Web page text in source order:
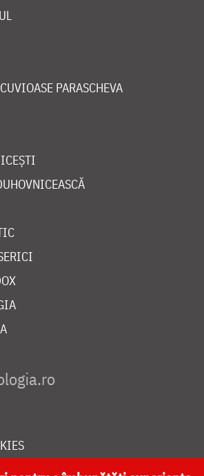
PARASCHEVA
CATEDRALA NAȚIONALĂ